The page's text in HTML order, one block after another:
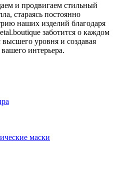
и продвигаем стильный
стараясь постоянно
наших изделий благодаря
заботится о каждом
высшего уровня и создавая
интерьера.
маски